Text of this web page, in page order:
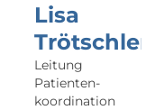
Lisa
Trötschler
Leitung
Patienten­
koordination